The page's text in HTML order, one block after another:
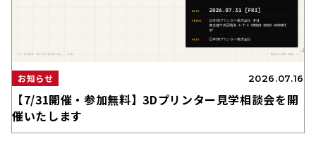
お知らせ 2026.07.16
【7/31開催・参加無料】3Dプリンター見学相談会を開
催いたします